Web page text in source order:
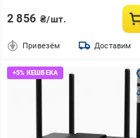
2 856 ₴/шт.
Привезём Доставим